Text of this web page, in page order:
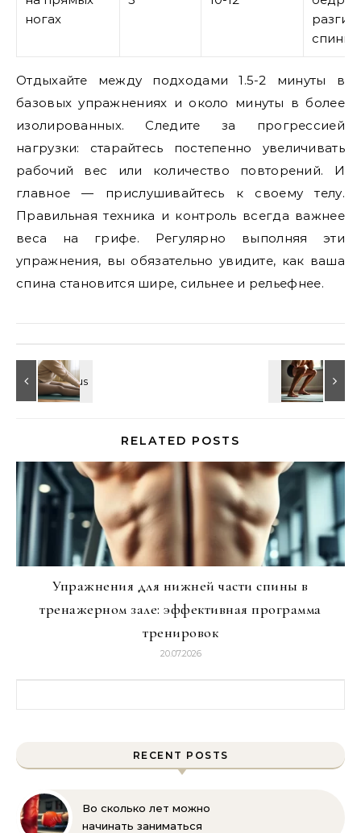
ногах
спины
Отдыхайте между подходами 1.5-2 минуты в
базовых упражнениях и около минуты в более
изолированных. Следите за прогрессией
нагрузки: старайтесь постепенно увеличивать
рабочий вес или количество повторений. И
главное — прислушивайтесь к своему телу.
Правильная техника и контроль всегда важнее
веса на грифе. Регулярно выполняя эти
упражнения, вы обязательно увидите, как ваша
спина становится шире, сильнее и рельефнее.
RELATED POSTS
Упражнения для нижней части спины в
тренажерном зале: эффективная программа
тренировок
20.07.2026
RECENT POSTS
Во сколько лет можно
начинать заниматься